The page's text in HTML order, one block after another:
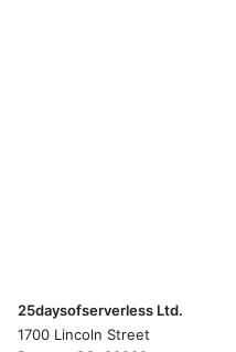
25daysofserverless Ltd.
1700 Lincoln Street